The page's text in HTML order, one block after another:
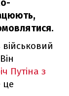
Путіна з
це